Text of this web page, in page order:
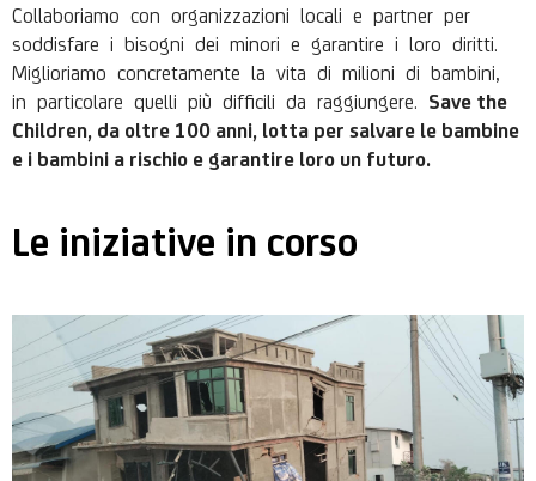
Collaboriamo con organizzazioni locali e partner per
soddisfare i bisogni dei minori e garantire i loro diritti.
Miglioriamo concretamente la vita di milioni di bambini,
in particolare quelli più difficili da raggiungere. Save the
Children, da oltre 100 anni, lotta per salvare le bambine
e i bambini a rischio e garantire loro un futuro.
Le iniziative in corso